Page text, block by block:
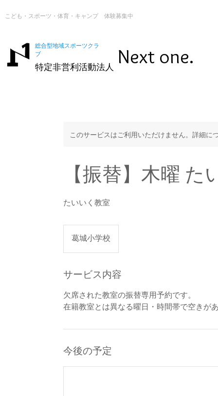
こども・スポーツ・体育・キャンプ 体験募集中
総合型地域スポーツクラ
ブ
特定非営利活動法人 Next one.
このサービスはご利用いただけません。詳細に
【振替】木曜
たいいく教室
葛城小学校
サービス内容
欠席された教室の振替専用予約です。
在籍教室とは異なる曜日・時間帯で空きが
今後の予定